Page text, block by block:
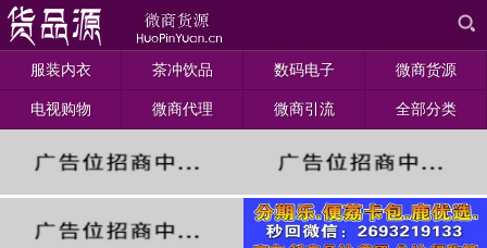
服装内衣 茶冲饮品 数码电子 微商货源
电视购物 微商代理 微商引流 全部分类